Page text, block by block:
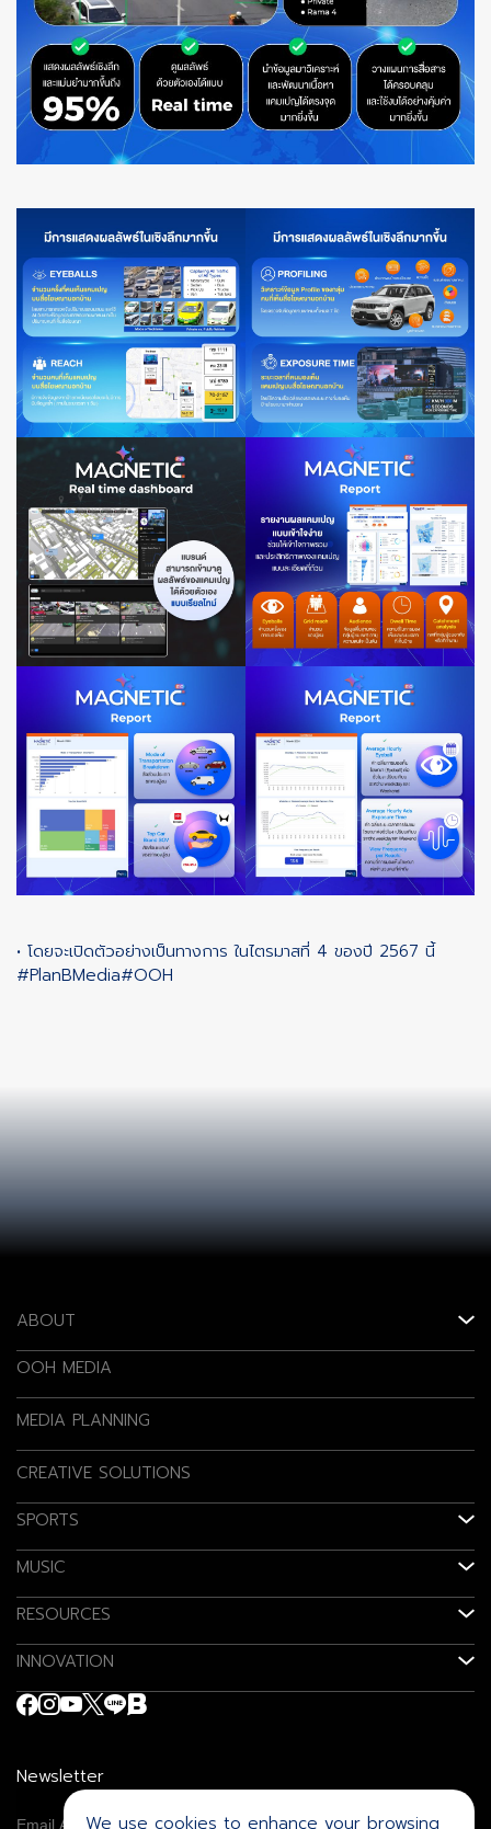
We use cookies to enhance your browsing
• โดยจะเปิดตัวอย่างเป็นทางการ ในไตรมาสที่ 4 ของปี 2567 นี้
#PlanBMedia#OOH
ABOUT
OOH MEDIA
MEDIA PLANNING
CREATIVE SOLUTIONS
SPORTS
MUSIC
RESOURCES
INNOVATION
Newsletter